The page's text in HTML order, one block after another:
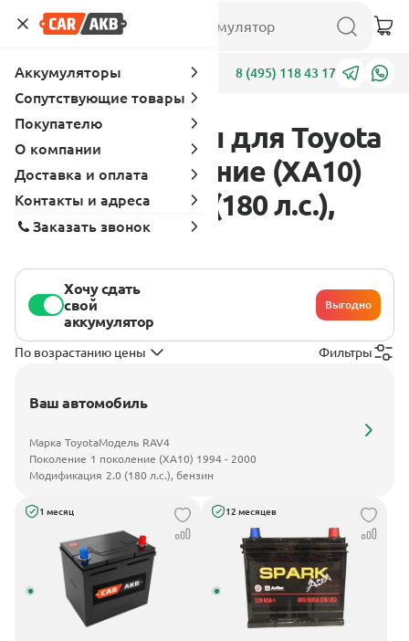
Адреса 8 (495) 118 43 17
Аккумуляторы для Toyota
RAV4 1 поколение (XA10)
1994 - 2000 2.0 (180 л.с.),
бензин
Хочу сдать
свой
аккумулятор
Выгодно
По возрастанию цены Фильтры
Ваш автомобиль
Марка ToyotaМодель RAV4
Поколение 1 поколение (XA10) 1994 - 2000
Модификация 2.0 (180 л.с.), бензин
1 месяц 12 месяцев
Аккумуляторы
Сопутствующие товары
Покупателю
О компании
Доставка и оплата
Контакты и адреса
Заказать звонок